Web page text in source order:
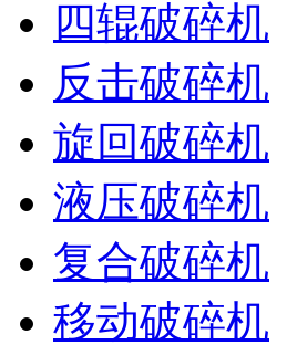
四辊破碎机
反击破碎机
旋回破碎机
液压破碎机
复合破碎机
移动破碎机